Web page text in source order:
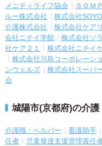
メニティライフ協会
ＳＯＭ
ルー株式会社
株式会社
介護株式会社
株式会社ケア
会社ニチイ学館
株式会社ソ
社ケア２１
株式会社ニチイ
株式会社川島コーポレーシ
ンウェルズ
株式会社スーパ
会
城陽市(京都府)の介
介護職・ヘルパー 看護助手
任者
児童発達支援管理責任